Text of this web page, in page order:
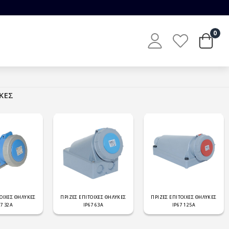
0
ΘΗΛΥΚΕΣ
32Α
ΠΡΙΖΕΣ ΕΠΙΤΟΙΧΕΣ ΘΗΛΥΚΕΣ
IP67 63Α
ΠΡΙΖΕΣ ΕΠΙΤΟΙΧΕΣ ΘΗΛΥΚΕΣ
IP67 125Α